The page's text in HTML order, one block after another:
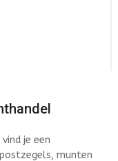
je een
munten